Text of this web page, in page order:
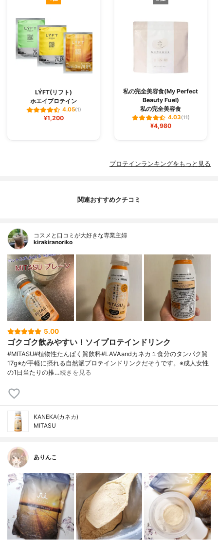
LÝFT(リフト)
ホエイプロテイン
4.05(1)
¥1,200
私の完全美容食(My Perfect
Beauty Fuel)
私の完全美容食
4.03(11)
¥4,980
プロテインランキングをもっと見る
関連おすすめクチコミ
コスメと口コミが大好きな専業主婦
kirakiranoriko
5.00
ゴクゴク飲みやすい！ソイプロテインドリンク
#MITASU#植物性たんぱく質飲料#LAVAandカネカ１食分のタンパク質
17g※が手軽に摂れる自然派プロテインドリンクだそうです。※成人女性
の1日当たりの推…続きを見る
KANEKA(カネカ)
MITASU
ありんこ